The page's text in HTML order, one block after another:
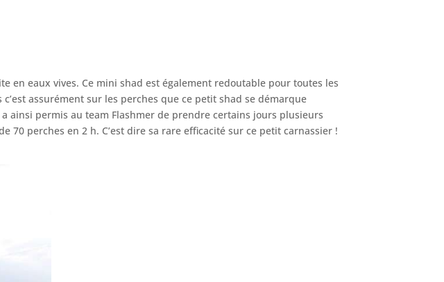
en eaux vives. Ce mini shad est également redoutable pour toutes les
assurément sur les perches que ce petit shad se démarque
a ainsi permis au team Flashmer de prendre certains jours plusieurs
70 perches en 2 h. C’est dire sa rare efficacité sur ce petit carnassier !